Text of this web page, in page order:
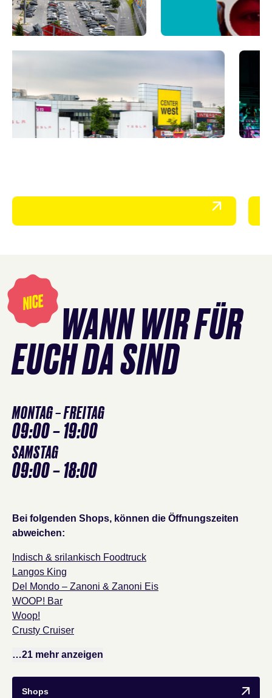
überspringen
überspringen
NICE WANN WIR FÜR
EUCH DA SIND
MONTAG – FREITAG
09:00 – 19:00
SAMSTAG
09:00 – 18:00
Bei folgenden Shops, können die Öffnungszeiten
abweichen:
Indisch & srilankisch Foodtruck
Langos King
Del Mondo – Zanoni & Zanoni Eis
WOOP! Bar
Woop!
Crusty Cruiser
…21 mehr anzeigen
Shops